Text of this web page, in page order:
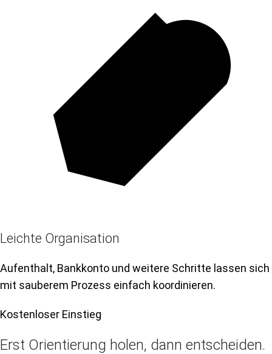
Leichte Organisation
Aufenthalt, Bankkonto und weitere Schritte lassen sich
mit sauberem Prozess einfach koordinieren.
Kostenloser Einstieg
Erst Orientierung holen, dann entscheiden.